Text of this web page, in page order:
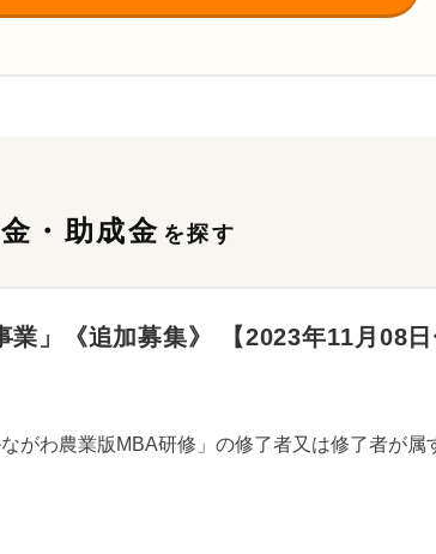
・助成金 を探す
」《追加募集》 【2023年11月08